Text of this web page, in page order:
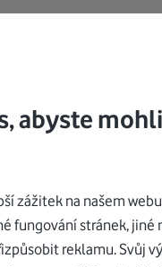
abyste
zážitek na našem
fungování stránek,
reklamu. Svůj